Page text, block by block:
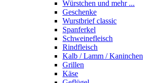
Würstchen und mehr ...
Geschenke
Wurstbrief classic
Spanferkel
Schweine­fleisch
Rindfleisch
Kalb / Lamm / Kaninchen
Grillen
Käse